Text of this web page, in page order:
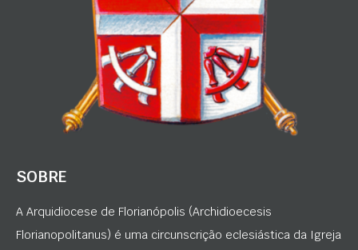
SOBRE
A Arquidiocese de Florianópolis (Archidioecesis
Florianopolitanus) é uma circunscrição eclesiástica da Igreja